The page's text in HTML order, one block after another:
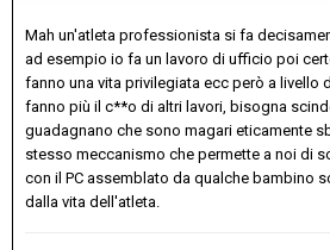
Mah un'atleta professionista si fa
ad esempio io fa un lavoro di ufficio poi
fanno una vita privilegiata ecc però a livello
fanno più il c**o di altri lavori, bisogna
guadagnano che sono magari eticamente
stesso meccanismo che permette a noi di
con il PC assemblato da qualche bambino
dalla vita dell'atleta.